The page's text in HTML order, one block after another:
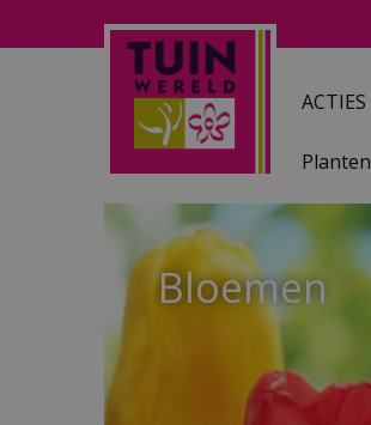
Bloemen
ACTIES
Planten